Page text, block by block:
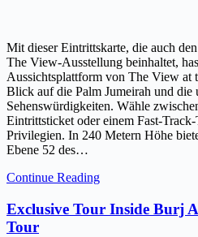
Mit dieser Eintrittskarte, die auch
The View-Ausstellung beinhaltet,
Aussichtsplattform von The View at
Blick auf die Palm Jumeirah und die
Sehenswürdigkeiten. Wähle
Eintrittsticket oder einem Fast-
Privilegien. In 240 Metern Höhe
Ebene 52 des…
Continue Reading
Exclusive Tour Inside Burj
Tour